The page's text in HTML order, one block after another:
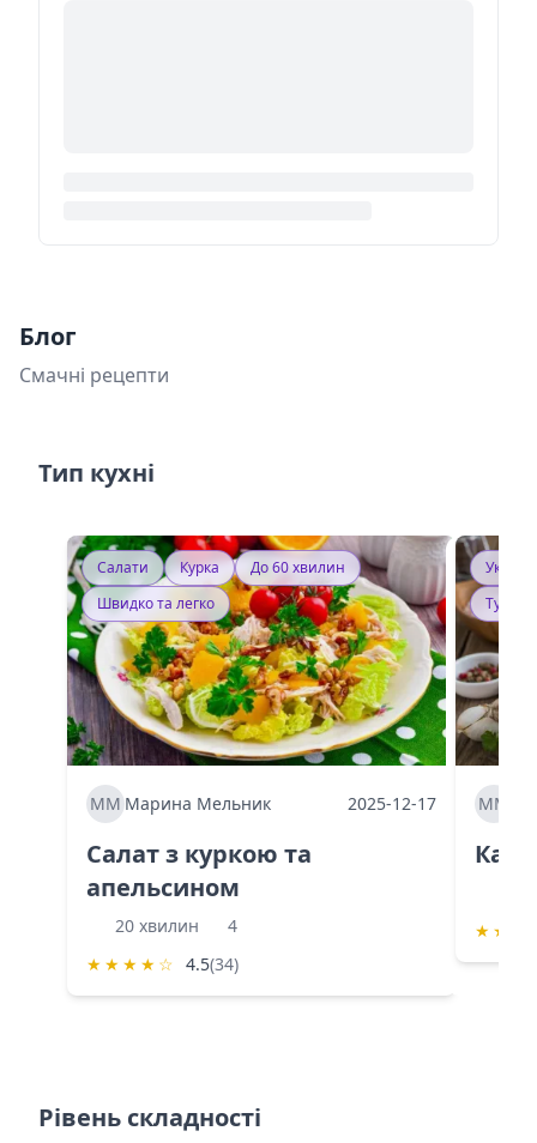
Блог
Смачні рецепти
Тип кухні
Салати Курка
До 60 хвилин
Швидко та легко
ММ Марина Мельник 2025-12-17
Салат з куркою та
апельсином
20 хвилин
4
★ ★ ★ ★ ☆ 4.5(34)
ММ
★ ★
Рівень складності